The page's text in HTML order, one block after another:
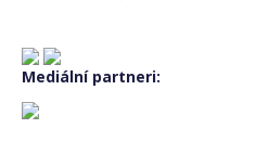
basket
Mediální partneri: